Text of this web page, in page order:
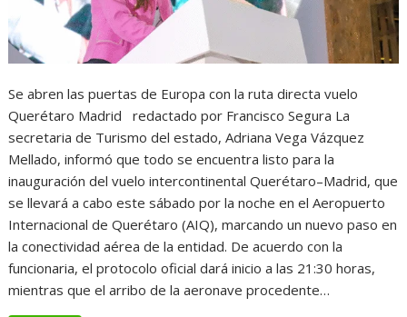
Se abren las puertas de Europa con la ruta directa vuelo
Querétaro Madrid redactado por Francisco Segura La
secretaria de Turismo del estado, Adriana Vega Vázquez
Mellado, informó que todo se encuentra listo para la
inauguración del vuelo intercontinental Querétaro–Madrid, que
se llevará a cabo este sábado por la noche en el Aeropuerto
Internacional de Querétaro (AIQ), marcando un nuevo paso en
la conectividad aérea de la entidad. De acuerdo con la
funcionaria, el protocolo oficial dará inicio a las 21:30 horas,
mientras que el arribo de la aeronave procedente…